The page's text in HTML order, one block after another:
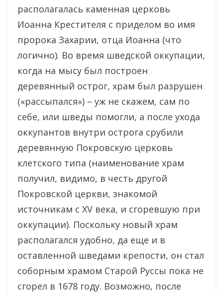
располагалась каменная церковь
Иоанна Крестителя с приделом во имя
пророка Захарии, отца Иоанна (что
логично). Во время шведской оккупации,
когда на мысу был построен
деревянный острог, храм был разрушен
(«рассыпался») – уж не скажем, сам по
себе, или шведы помогли, а после ухода
оккупантов внутри острога срубили
деревянную Покровскую церковь
клетского типа (наименование храм
получил, видимо, в честь другой
Покровской церкви, знакомой
источникам с XV века, и сгоревшую при
оккупации). Поскольку новый храм
располагался удобно, да еще и в
оставленной шведами крепости, он стал
соборным храмом Старой Руссы пока не
сгорел в 1678 году. Возможно, после